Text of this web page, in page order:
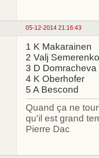
05-12-2014 21:16:43
1 K Makarainen
2 Valj Semerenko
3 D Domracheva
4 K Oberhofer
5 A Bescond
Quand ça ne
qu'il est grand
Pierre Dac